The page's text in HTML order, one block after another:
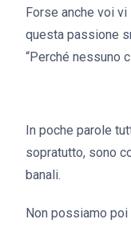
Forse anche voi
questa passione
“Perché nessuno
In poche parole
sopratutto, sono
banali.
Non possiamo poi